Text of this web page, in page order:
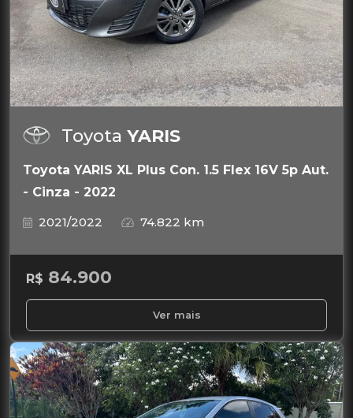
Toyota YARIS
Toyota YARIS XL Plus Con. 1.5 Flex 16V 5p Aut.
- Cinza - 2022
2021/2022
74.822 km
R$ 84.900
Ver mais